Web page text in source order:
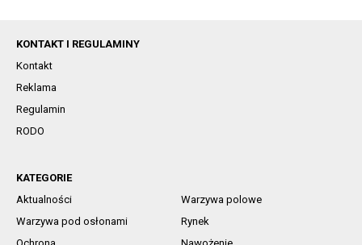
KONTAKT I REGULAMINY
Kontakt
Reklama
Regulamin
RODO
KATEGORIE
Aktualności
Warzywa polowe
Warzywa pod osłonami
Rynek